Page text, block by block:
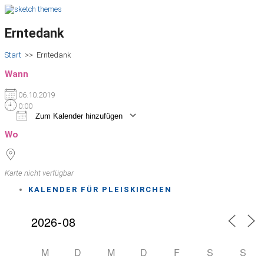
Erntedank
Start >> Erntedank
Wann
06.10.2019
0:00
Zum Kalender hinzufügen
Wo
Karte nicht verfügbar
KALENDER FÜR PLEISKIRCHEN
M D M D F S
S